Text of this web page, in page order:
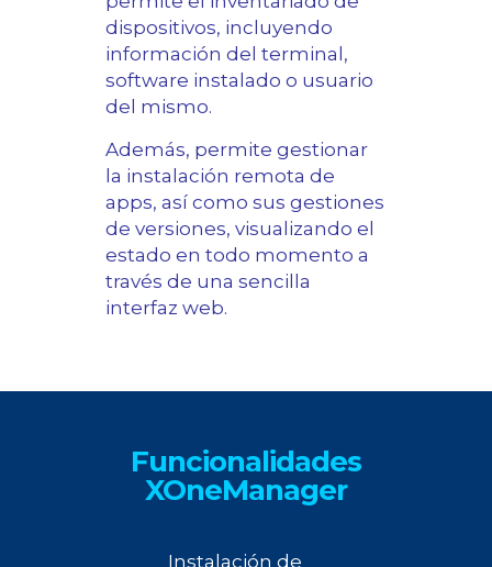
dispositivos, incluyendo
información del terminal,
software instalado o usuario
del mismo.
Además, permite gestionar
la instalación remota de
apps, así como sus gestiones
de versiones, visualizando el
estado en todo momento a
través de una sencilla
interfaz web.
Funcionalidades
XOneManager
Instalación de